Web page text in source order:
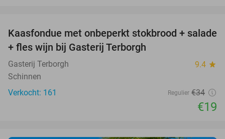
44%
Kaasfondue met onbeperkt stokbrood + salade
+ fles wijn bij Gasterij Terborgh
Gasterij Terborgh 9.4 star
Schinnen
Verkocht: 161
Regulier €34
€19